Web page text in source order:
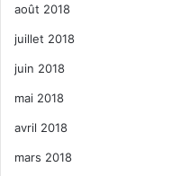
août 2018
juillet 2018
juin 2018
mai 2018
avril 2018
mars 2018